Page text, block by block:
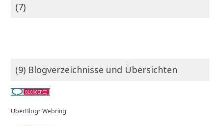
(7)
(9) Blogverzeichnisse und Übersichten
UberBlogr Webring